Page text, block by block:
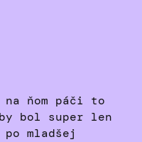
ňom páči to
bol super len
mladšej